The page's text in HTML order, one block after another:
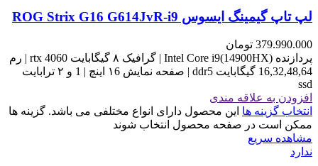
لپ تاپ گیمینگ ایسوس ROG Strix G16 G614JvR-i9
379.990.000 تومان
پردازنده (14900HX)Intel Core i9 | گرافیک ۸ گیگابایت rtx 4060 | رم
16,32,48,64 گیگابایت ddr5 | صفحه نمایش ۱6 اینچ | 1 و ۲ ترابایت
ssd
افزودن به علاقه مندی
انتخاب گزینه ها این محصول دارای انواع مختلفی می باشد. گزینه ها
ممکن است در صفحه محصول انتخاب شوند
مشاهده سریع
ندارد